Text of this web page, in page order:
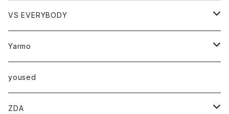
ボトム
スカート
トップス
ベスト
VS EVERYBODY
トップス
Ｔシャツ
Yarmo
アウター
コート
小物
yoused
ZDA